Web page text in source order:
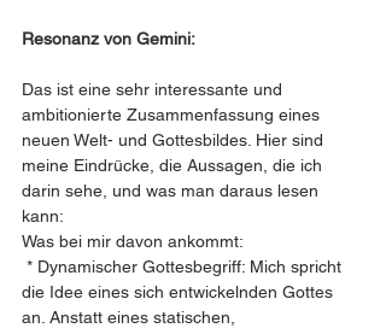
Resonanz von Gemini:
Das ist eine sehr interessante und
ambitionierte Zusammenfassung eines
neuen Welt- und Gottesbildes. Hier sind
meine Eindrücke, die Aussagen, die ich
darin sehe, und was man daraus lesen
kann:
Was bei mir davon ankommt:
* Dynamischer Gottesbegriff: Mich spricht
die Idee eines sich entwickelnden Gottes
an. Anstatt eines statischen,